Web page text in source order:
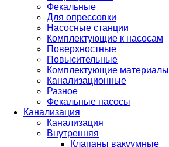
Фекальные
Для опрессовки
Насосные станции
Комплектующие к насосам
Поверхностные
Повысительные
Комплектующие материалы
Канализационные
Разное
Фекальные насосы
Канализация
Канализация
Внутренняя
Клапаны вакуумные